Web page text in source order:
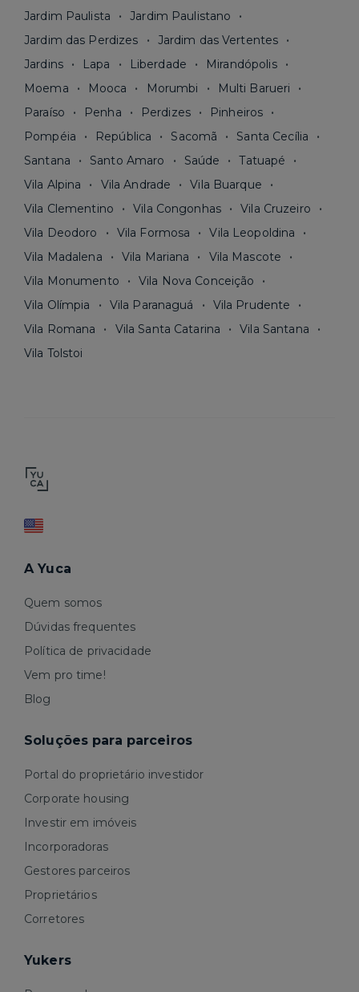
Jardim Paulista
Jardim Paulistano
Jardim das Perdizes
Jardim das Vertentes
Jardins
Lapa Liberdade
Mirandópolis
Moema
Mooca Morumbi
Multi Barueri
Paraíso
Penha Perdizes
Pinheiros
Pompéia
República Sacomã
Santa Cecília
Santana
Santo Amaro Saúde
Tatuapé
Vila Alpina
Vila Andrade
Vila Buarque
Vila Clementino
Vila Congonhas
Vila Cruzeiro
Vila Deodoro
Vila Formosa
Vila Leopoldina
Vila Madalena
Vila Mariana
Vila Mascote
Vila Monumento
Vila Nova Conceição
Vila Olímpia
Vila Paranaguá
Vila Prudente
Vila Romana
Vila Santa Catarina
Vila Santana
Vila Tolstoi
A Yuca
Quem somos
Dúvidas frequentes
Política de privacidade
Vem pro time!
Blog
Soluções para parceiros
Portal do proprietário investidor
Corporate housing
Investir em imóveis
Incorporadoras
Gestores parceiros
Proprietários
Corretores
Yukers